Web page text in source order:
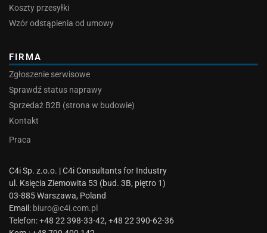
Koszty przesyłki
Wzór odstąpienia od umowy
FIRMA
Zgłoszenie serwisowe
Sprawdź status naprawy
Sprzedaż B2B (strona w budowie)
Kontakt
Praca
C4i Sp. z.o.o. | C4i Consultants for Industry
ul. Księcia Ziemowita 53 (bud. 3B, piętro 1)
03-885 Warszawa, Poland
Email: biuro@c4i.com.pl
Telefon: +48 22 398-33-42, +48 22 390-62-36